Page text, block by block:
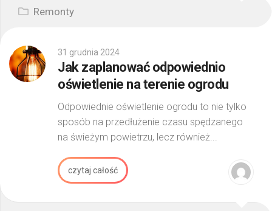
Remonty
31 grudnia 2024
Jak zaplanować odpowiednio
oświetlenie na terenie ogrodu
Odpowiednie oświetlenie ogrodu to nie tylko
sposób na przedłużenie czasu spędzanego
na świeżym powietrzu, lecz również...
czytaj całość